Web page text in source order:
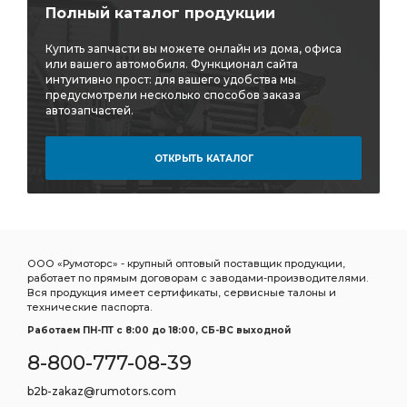
i=6,77 фланец с торцевыми шлицами
МЕХАНИЗМА АЗ УРАЛ ЛЕВЫЙ УРАЛ УВК
ЛЕВЫЙ УРАЛ ПОПЕРЕЧИНА РАМЫ
НАКЛАДКА АЗ УРАЛ
ВОЗДУХОВОДНАЯ 5 АЗ УРАЛ
ТРУБКА ВОЗДУХОВОДНАЯ 5 АЗ УРАЛ
КОЛЕСА АЗ УРАЛ ТЯГА СОШКИ
ФИЛЬТРА АЗ УРАЛ
ТРУБКА К ШИННОМУ МАНОМЕТРУ АЗ УРАЛ
Полный каталог продукции
Купить запчасти вы можете онлайн из дома, офиса
или вашего автомобиля. Функционал сайта
интуитивно прост: для вашего удобства мы
предусмотрели несколько способов заказа
автозапчастей.
ОТКРЫТЬ КАТАЛОГ
ООО «Румоторс» - крупный оптовый поставщик продукции,
работает по прямым договорам с заводами-производителями.
Вся продукция имеет сертификаты, сервисные талоны и
технические паспорта.
Работаем ПН-ПТ c 8:00 до 18:00, СБ-ВС выходной
8-800-777-08-39
b2b-zakaz@rumotors.com